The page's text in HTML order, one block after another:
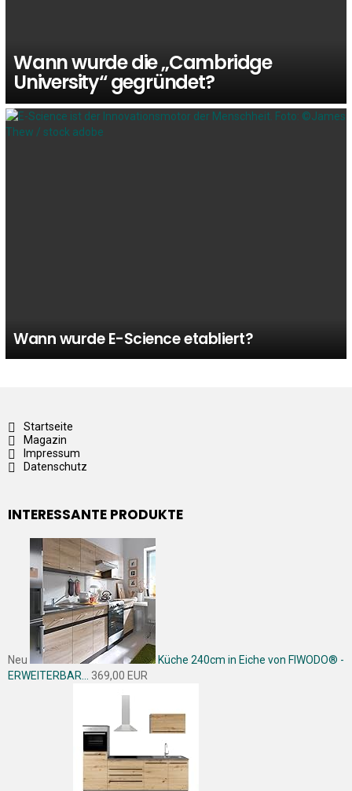
Wann wurde die „Cambridge
University“ gegründet?
Wann wurde E-Science etabliert?
Startseite
Magazin
Impressum
Datenschutz
INTERESSANTE PRODUKTE
Neu
Küche 240cm in Eiche von FIWODO® -
ERWEITERBAR...
369,00 EUR